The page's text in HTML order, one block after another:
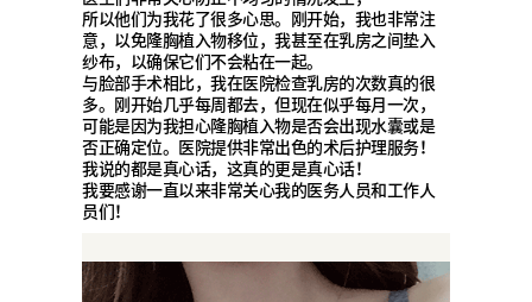
所以他们为我花了很多心思。刚开始，我也非常注
意，以免隆胸植入物移位，我甚至在乳房之间垫入
纱布，以确保它们不会粘在一起。
与脸部手术相比，我在医院检查乳房的次数真的很
多。刚开始几乎每周都去，但现在似乎每月一次，
可能是因为我担心隆胸植入物是否会出现水囊或是
否正确定位。医院提供非常出色的术后护理服务！
我说的都是真心话，这真的更是真心话！
我要感谢一直以来非常关心我的医务人员和工作人
员们！